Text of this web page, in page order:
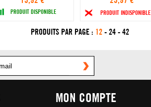
PRODUIT DISPONIBLE PRODUIT INDISPONIBLE
PRODUITS PAR PAGE : 12-24-42
MON COMPTE